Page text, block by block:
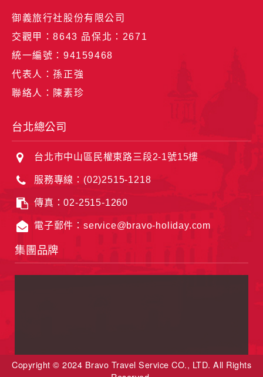
御義旅行社股份有限公司
交觀甲：8643 品保北：2671
統一編號：94159468
代表人：孫正強
聯絡人：陳素珍
台北總公司
台北市中山區民權東路三段2-1號15樓
服務專線：(02)2515-1218
傳真：02-2515-1260
電子郵件：service@bravo-holiday.com
集團品牌
Copyright © 2024 Bravo Travel Service CO., LTD. All Rights